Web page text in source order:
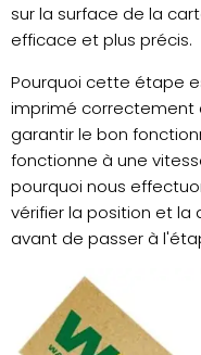
sur la surface de la
efficace et plus précis.
Pourquoi cette étape
imprimé correctement
garantir le bon
fonctionne à une
pourquoi nous
vérifier la position et
avant de passer à